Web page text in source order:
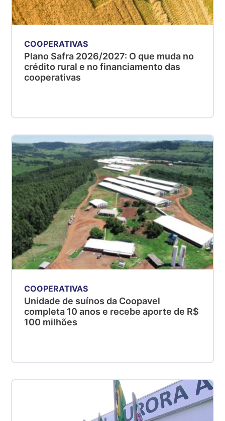
COOPERATIVAS
Plano Safra 2026/2027: O que muda no
crédito rural e no financiamento das
cooperativas
COOPERATIVAS
Unidade de suínos da Coopavel
completa 10 anos e recebe aporte de R$
100 milhões